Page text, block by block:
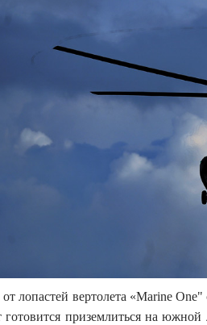
лопастей вертолета «Marine
готовится приземлиться на